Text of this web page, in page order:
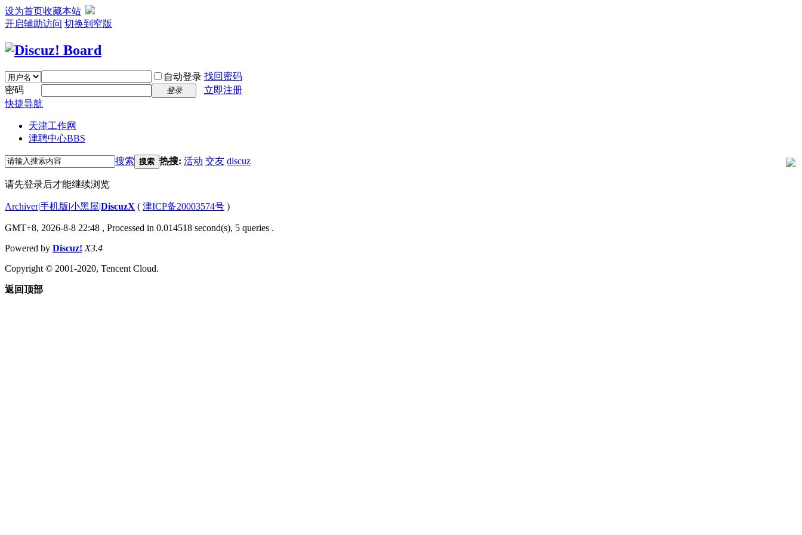
设为首页收藏本站
开启辅助访问 切换到窄版
自动登录 找回密码
密码
登录
立即注册
快捷导航
天津工作网
津聘中心BBS
搜索 搜索 热搜: 活动 交友 discuz
请先登录后才能继续浏览
Archiver|手机版|小黑屋|DiscuzX ( 津ICP备20003574号 )
GMT+8, 2026-8-8 22:48 , Processed in 0.014518 second(s), 5 queries .
Powered by Discuz! X3.4
Copyright © 2001-2020, Tencent Cloud.
返回顶部